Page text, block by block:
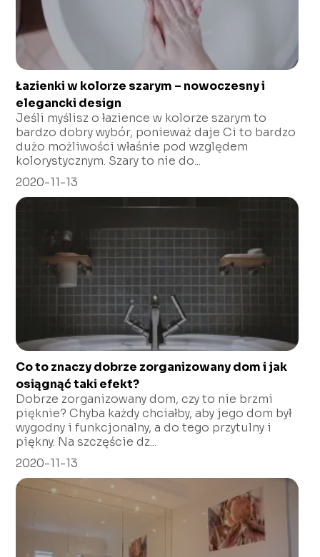
Łazienki w kolorze szarym – nowoczesny i
elegancki design
Jeśli myślisz o łazience w kolorze szarym to
bardzo dobry wybór, ponieważ daje Ci to bardzo
dużo możliwości właśnie pod względem
kolorystycznym. Szary to nie do...
2020-11-13
Co to znaczy dobrze zorganizowany dom i jak
osiągnąć taki efekt?
Dobrze zorganizowany dom, czy to nie brzmi
pięknie? Chyba każdy chciałby, aby jego dom był
wygodny i funkcjonalny, a do tego przytulny i
piękny. Na szczęście dz...
2020-11-13